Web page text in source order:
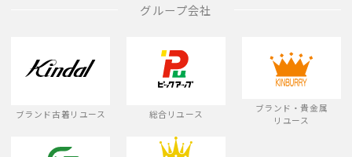
グループ会社
ブランド古着リユース 総合リユース
ブランド・貴金属
リユース